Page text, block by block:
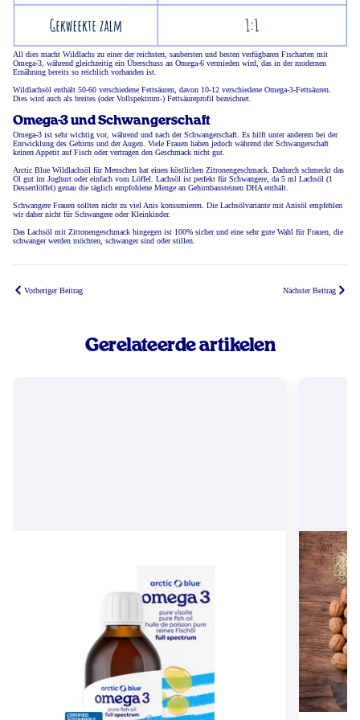
All dies macht Wildlachs zu einer der reichsten, saubersten und besten verfügbaren Fischarten mit
Omega-3, während gleichzeitig ein Überschuss an Omega-6 vermieden wird, das in der modernen
Ernährung bereits so reichlich vorhanden ist.
Wildlachsöl enthält 50-60 verschiedene Fettsäuren, davon 10-12 verschiedene Omega-3-Fettsäuren.
Dies wird auch als breites (oder Vollspektrum-) Fettsäureprofil bezeichnet.
Omega-3 und Schwangerschaft
Omega-3 ist sehr wichtig vor, während und nach der Schwangerschaft. Es hilft unter anderem bei der
Entwicklung des Gehirns und der Augen. Viele Frauen haben jedoch während der Schwangerschaft
keinen Appetit auf Fisch oder vertragen den Geschmack nicht gut.
Arctic Blue Wildlachsöl für Menschen hat einen köstlichen Zitronengeschmack. Dadurch schmeckt das
Öl gut im Joghurt oder einfach vom Löffel. Lachsöl ist perfekt für Schwangere, da 5 ml Lachsöl (1
Dessertlöffel) genau die täglich empfohlene Menge an Gehirnbausteinen DHA enthält.
Schwangere Frauen sollten nicht zu viel Anis konsumieren. Die Lachsölvariante mit Anisöl empfehlen
wir daher nicht für Schwangere oder Kleinkinder.
Das Lachsöl mit Zitronengeschmack hingegen ist 100% sicher und eine sehr gute Wahl für Frauen, die
schwanger werden möchten, schwanger sind oder stillen.
Vorheriger Beitrag Nächster Beitrag
Gerelateerde artikelen